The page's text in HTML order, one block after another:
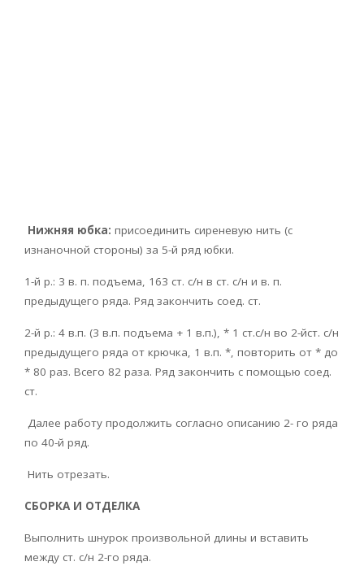
Нижняя юбка: присоединить сиреневую нить (с
изнаночной стороны) за 5-й ряд юбки.
1-й р.: 3 в. п. подъема, 163 ст. с/н в ст. с/н и в. п.
предыдущего ряда. Ряд закончить соед. ст.
2-й р.: 4 в.п. (3 в.п. подъема + 1 в.п.), * 1 ст.с/н во 2-йст. с/н
предыдущего ряда от крючка, 1 в.п. *, повторить от * до
* 80 раз. Всего 82 раза. Ряд закончить с помощью соед.
ст.
Далее работу продолжить согласно описанию 2- го ряда
по 40-й ряд.
Нить отрезать.
СБОРКА И ОТДЕЛКА
Выполнить шнурок произвольной длины и вставить
между ст. с/н 2-го ряда.